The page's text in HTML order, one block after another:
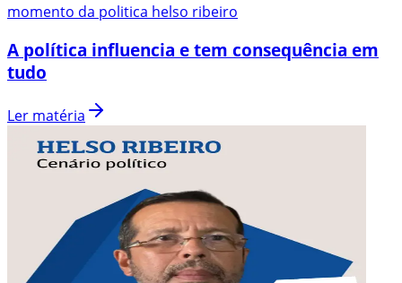
momento da politica helso ribeiro
A política influencia e tem consequência em
tudo
Ler matéria